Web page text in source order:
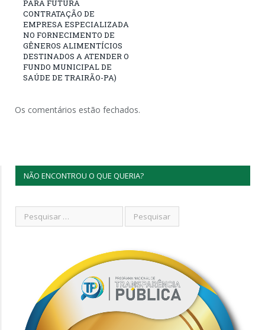
PARA FUTURA
CONTRATAÇÃO DE
EMPRESA ESPECIALIZADA
NO FORNECIMENTO DE
GÊNEROS ALIMENTÍCIOS
DESTINADOS A ATENDER O
FUNDO MUNICIPAL DE
SAÚDE DE TRAIRÃO-PA)
Os comentários estão fechados.
NÃO ENCONTROU O QUE QUERIA?